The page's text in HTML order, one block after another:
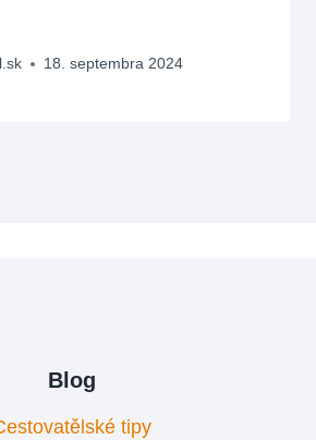
18. septembra 2024
Blog
tipy